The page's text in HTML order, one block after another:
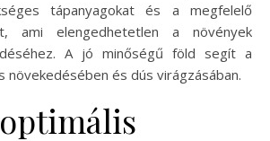
tápanyagokat és a megfelelő
ami elengedhetetlen a növények
A jó minőségű föld segít a
növekedésében és dús virágzásában.